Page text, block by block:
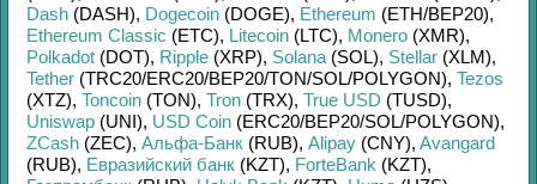
Dash (DASH), Dogecoin (DOGE), Ethereum (ETH/BEP20),
Ethereum Classic (ETC), Litecoin (LTC), Monero (XMR),
Polkadot (DOT), Ripple (XRP), Solana (SOL), Stellar (XLM),
Tether (TRC20/ERC20/BEP20/TON/SOL/POLYGON), Tezos
(XTZ), Toncoin (TON), Tron (TRX), True USD (TUSD),
Uniswap (UNI), USD Coin (ERC20/BEP20/SOL/POLYGON),
ZCash (ZEC), Альфа-Банк (RUB), Alipay (CNY), Avangard
(RUB), Евразийский банк (KZT), ForteBank (KZT),